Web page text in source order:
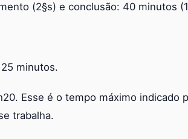
(2§s) e conclusão: 40 minutos
minutos.
Esse é o tempo máximo indicado
trabalha.